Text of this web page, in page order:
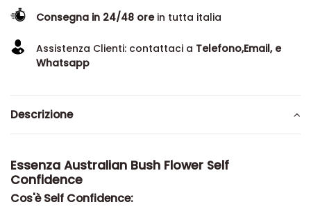
Consegna in 24/48 orein tutta italia
Assistenza Clienti: contattaci a Telefono,Email, e
Whatsapp
Descrizione
Essenza Australian Bush Flower Self
Confidence
Cos'è Self Confidence: